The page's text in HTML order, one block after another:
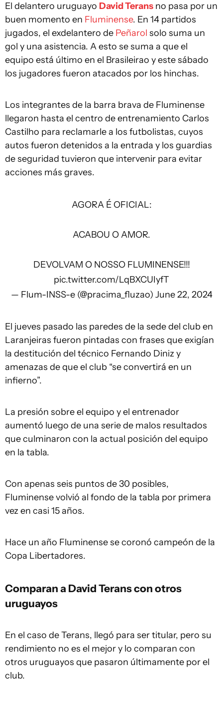
El delantero uruguayo David Terans no pasa por un
buen momento en Fluminense. En 14 partidos
jugados, el exdelantero de Peñarol solo suma un
gol y una asistencia. A esto se suma a que el
equipo está último en el Brasileirao y este sábado
los jugadores fueron atacados por los hinchas.
Los integrantes de la barra brava de Fluminense
llegaron hasta el centro de entrenamiento Carlos
Castilho para reclamarle a los futbolistas, cuyos
autos fueron detenidos a la entrada y los guardias
de seguridad tuvieron que intervenir para evitar
acciones más graves.
AGORA É OFICIAL:
ACABOU O AMOR.
DEVOLVAM O NOSSO FLUMINENSE!!!
pic.twitter.com/LqBXCUIyfT
— Flum-INSS-e (@pracima_fluzao) June 22, 2024
El jueves pasado las paredes de la sede del club en
Laranjeiras fueron pintadas con frases que exigían
la destitución del técnico Fernando Diniz y
amenazas de que el club “se convertirá en un
infierno”.
La presión sobre el equipo y el entrenador
aumentó luego de una serie de malos resultados
que culminaron con la actual posición del equipo
en la tabla.
Con apenas seis puntos de 30 posibles,
Fluminense volvió al fondo de la tabla por primera
vez en casi 15 años.
Hace un año Fluminense se coronó campeón de la
Copa Libertadores.
Comparan a David Terans con otros
uruguayos
En el caso de Terans, llegó para ser titular, pero su
rendimiento no es el mejor y lo comparan con
otros uruguayos que pasaron últimamente por el
club.